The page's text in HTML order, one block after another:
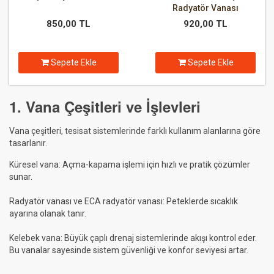
850,00 TL
Sepete Ekle
Radyatör Vanası
920,00 TL
Sepete Ekle
1. Vana Çeşitleri ve İşlevleri
Vana çeşitleri, tesisat sistemlerinde farklı kullanım alanlarına göre
tasarlanır.
Küresel vana: Açma-kapama işlemi için hızlı ve pratik çözümler
sunar.
Radyatör vanası ve ECA radyatör vanası: Peteklerde sıcaklık
ayarına olanak tanır.
Kelebek vana: Büyük çaplı drenaj sistemlerinde akışı kontrol eder.
Bu vanalar sayesinde sistem güvenliği ve konfor seviyesi artar.